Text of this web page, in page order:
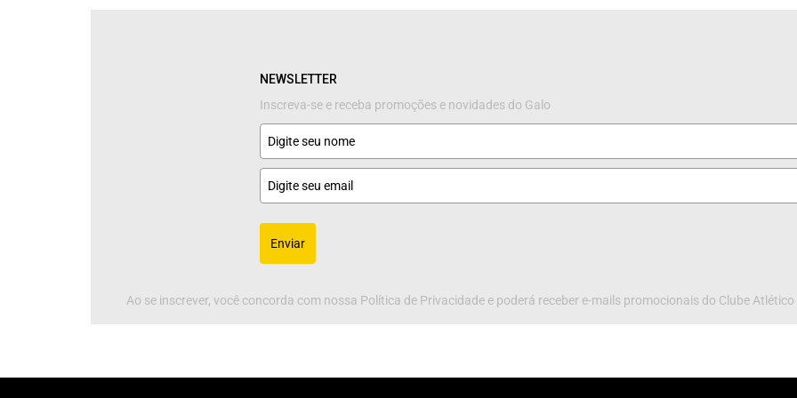
NEWSLETTER
Inscreva-se e receba promoções e novidades do Galo
Enviar
Ao se inscrever, você concorda com nossa Política de Privacidade e poderá receber e-mails promocionais do Clube Atlético